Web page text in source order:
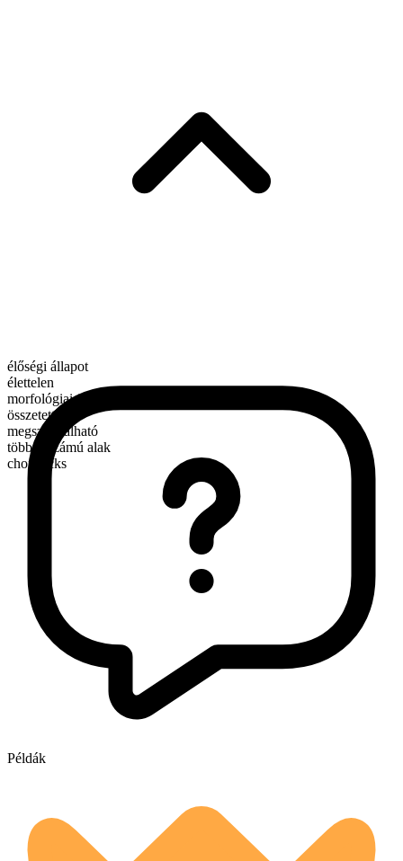
élőségi állapot
élettelen
morfológiai összetétel
összetett
megszámlálható
többes számú alak
chopsticks
Példák